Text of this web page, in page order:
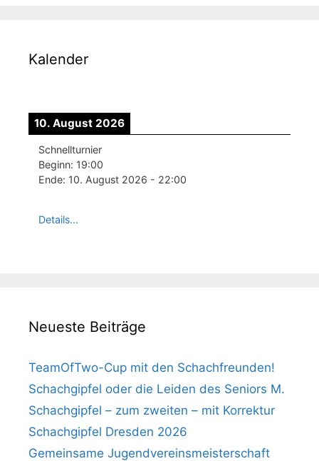
Kalender
10. August 2026
Schnellturnier
Beginn: 19:00
Ende: 10. August 2026 - 22:00
Details...
Neueste Beiträge
TeamOfTwo-Cup mit den Schachfreunden!
Schachgipfel oder die Leiden des Seniors M.
Schachgipfel – zum zweiten – mit Korrektur
Schachgipfel Dresden 2026
Gemeinsame Jugendvereinsmeisterschaft